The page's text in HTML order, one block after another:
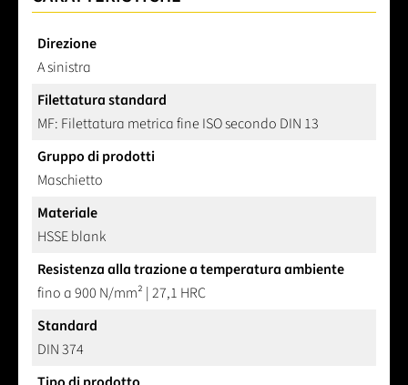
Direzione
A sinistra
Filettatura standard
MF: Filettatura metrica fine ISO secondo DIN 13
Gruppo di prodotti
Maschietto
Materiale
HSSE blank
Resistenza alla trazione a temperatura ambiente
fino a 900 N/mm² | 27,1 HRC
Standard
DIN 374